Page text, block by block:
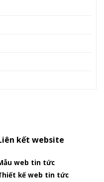
kết website
web tin tức
kế web tin tức